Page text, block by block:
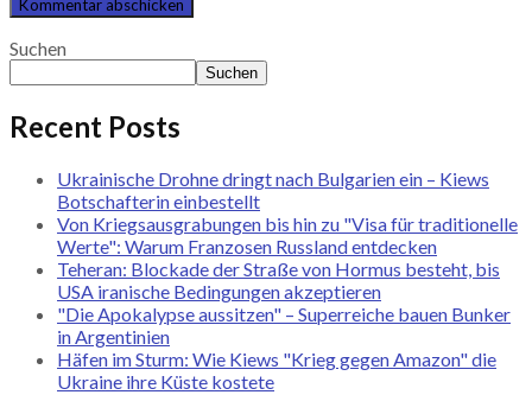
Suchen
Suchen
Recent Posts
Ukrainische Drohne dringt nach Bulgarien ein – Kiews
Botschafterin einbestellt
Von Kriegsausgrabungen bis hin zu "Visa für traditionelle
Werte": Warum Franzosen Russland entdecken
Teheran: Blockade der Straße von Hormus besteht, bis
USA iranische Bedingungen akzeptieren
"Die Apokalypse aussitzen" – Superreiche bauen Bunker
in Argentinien
Häfen im Sturm: Wie Kiews "Krieg gegen Amazon" die
Ukraine ihre Küste kostete